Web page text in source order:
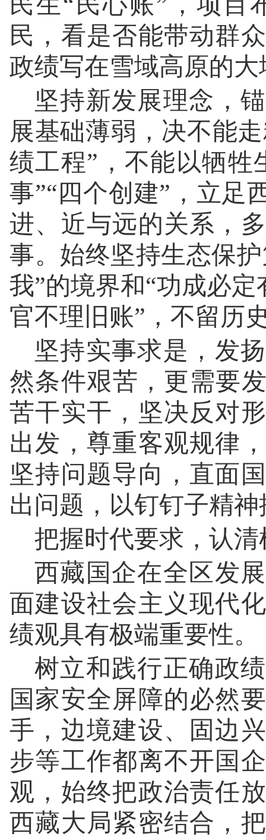
民，看是否能带动群
政绩写在雪域高原的
坚持新发展理念，
展基础薄弱，决不能
绩工程”，不能以牺牲
事”“四个创建”，立足
进、近与远的关系，
事。始终坚持生态保
我”的境界和“功成必
官不理旧账”，不留历
坚持实事求是，发
然条件艰苦，更需要
苦干实干，坚决反对
出发，尊重客观规律
坚持问题导向，直面
出问题，以钉钉子精
把握时代要求，认
西藏国企在全区发
面建设社会主义现代
绩观具有极端重要性。
树立和践行正确政
国家安全屏障的必然
手，边境建设、固边
步等工作都离不开国
观，始终把政治责任
西藏大局紧密结合，